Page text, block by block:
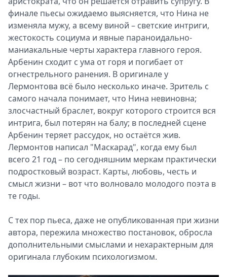
финале пьесы ожидаемо выясняется, что Нина не
изменяла мужу, а всему виной – светские интриги,
жестокость социума и явные параноидально-
маниакальные черты характера главного героя.
Арбенин сходит с ума от горя и погибает от
огнестрельного ранения. В оригинале у
Лермонтова всё было несколько иначе. Зритель с
самого начала понимает, что Нина невиновна;
злосчастный браслет, вокруг которого строится вся
интрига, был потерян на балу; в последней сцене
Арбенин теряет рассудок, но остаётся жив.
Лермонтов написал "Маскарад", когда ему был
всего 21 год – по сегодняшним меркам практически
подростковый возраст. Карты, любовь, честь и
смысл жизни – вот что волновало молодого поэта в
те годы.
С тех пор пьеса, даже не опубликованная при жизни
автора, пережила множество постановок, обросла
дополнительными смыслами и нехарактерным для
оригинала глубоким психологизмом.